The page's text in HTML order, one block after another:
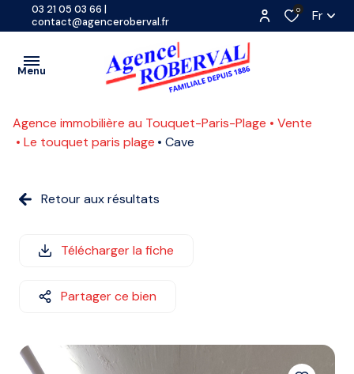
03 21 05 03 66 |
contact@agenceroberval.fr
0 Fr
Menu
VENTES
L'ANNÉE
COMMERCE
CONTACT
Agence immobilière au Touquet-Paris-Plage
Vente
Le touquet paris plage
Cave
Retour aux résultats
Télécharger la fiche
Partager ce bien